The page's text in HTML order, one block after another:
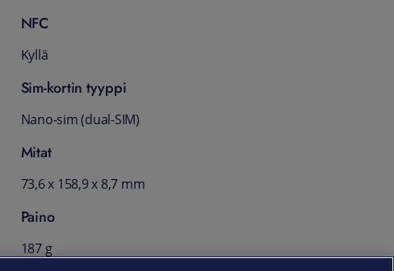
NFC
Kyllä
Sim-kortin tyyppi
Nano-sim (dual-SIM)
Mitat
73,6 x 158,9 x 8,7 mm
Paino
187 g